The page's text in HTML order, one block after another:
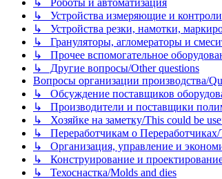
↳ Роботы и автоматизация
↳ Устройства измеряющие и
↳ Устройства резки, намотки,
↳ Грануляторы, агломераторы и
↳ Прочее вспомогательное
↳ Другие вопросы/Other questions
Вопросы организации производства/
↳ Обсуждение поставщиков
↳ Производители и поставщики
↳ Хозяйке на заметку/This could be
↳ Переработчикам о Переработчиках/
↳ Организация, управление и
↳ Конструирование и
↳ Техоснастка/Molds and dies